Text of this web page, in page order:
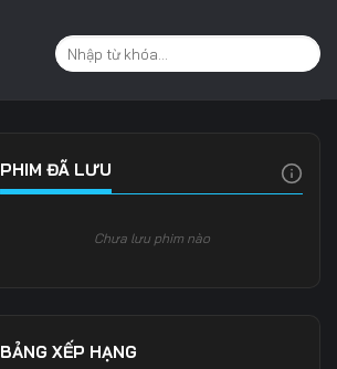
PHIM ĐÃ LƯU
Chưa lưu phim nào
BẢNG XẾP HẠNG